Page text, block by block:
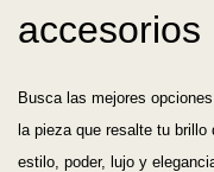
Busca las mejores
la pieza que resalte tu
estilo, poder, lujo y